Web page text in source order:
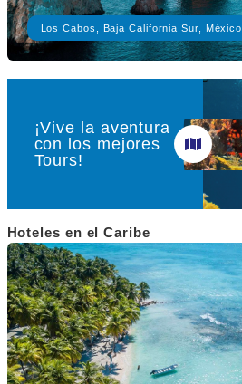
Los Cabos, Baja California Sur, México
¡Vive la aventura
con los mejores
Tours!
Hoteles en el Caribe